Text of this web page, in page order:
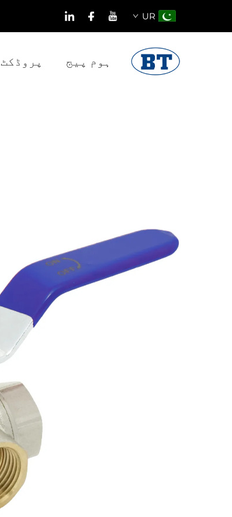
UR
ہوم پیج پروڈکٹ